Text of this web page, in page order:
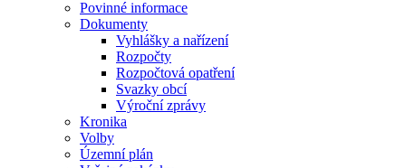
Povinné informace
Dokumenty
Vyhlášky a nařízení
Rozpočty
Rozpočtová opatření
Svazky obcí
Výroční zprávy
Kronika
Volby
Územní plán